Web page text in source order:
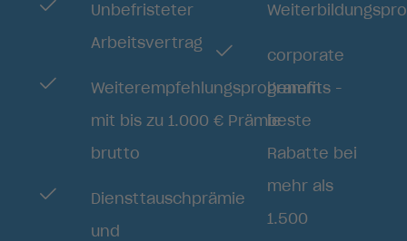
Unbefristeter
Arbeitsvertrag
Weiterempfehlungsprogramm
mit bis zu 1.000 € Prämie
brutto
Diensttauschprämie
und
corporate
benefits -
beste
Rabatte bei
mehr als
1.500